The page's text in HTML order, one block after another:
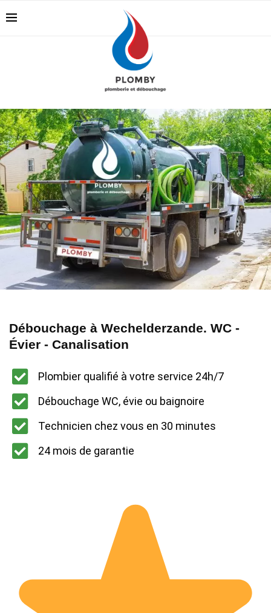
Débouchage à Wechelderzande. WC -
Évier - Canalisation
Plombier qualifié à votre service 24h/7
Débouchage WC, évie ou baignoire
Technicien chez vous en 30 minutes
24 mois de garantie